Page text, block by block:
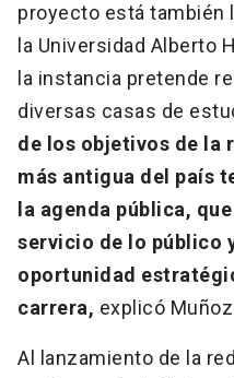
proyecto está también
la Universidad Alberto
la instancia pretende
diversas casas de
de los objetivos de la
más antigua del país
la agenda pública,
servicio de lo público
oportunidad
carrera, explicó
Al lanzamiento de la